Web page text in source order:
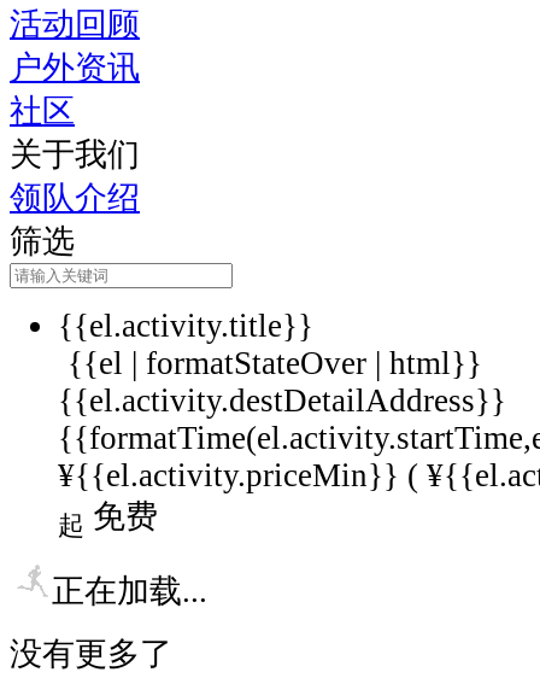
活动回顾
户外资讯
社区
关于我们
领队介绍
筛选
{{el.activity.title}}
{{el | formatStateOver | html}}
{{el.activity.destDetailAddress}}
¥{{el.activity.priceMin}} (
起 免费
正在加载...
没有更多了